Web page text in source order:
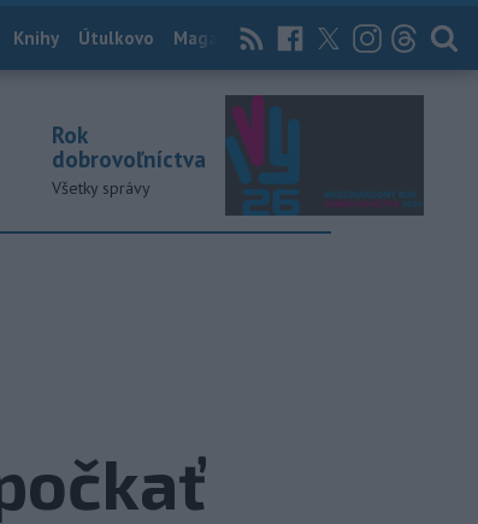
Knihy Útulkovo Magazín News Now Archív
Rok
dobrovoľníctva
Všetky správy